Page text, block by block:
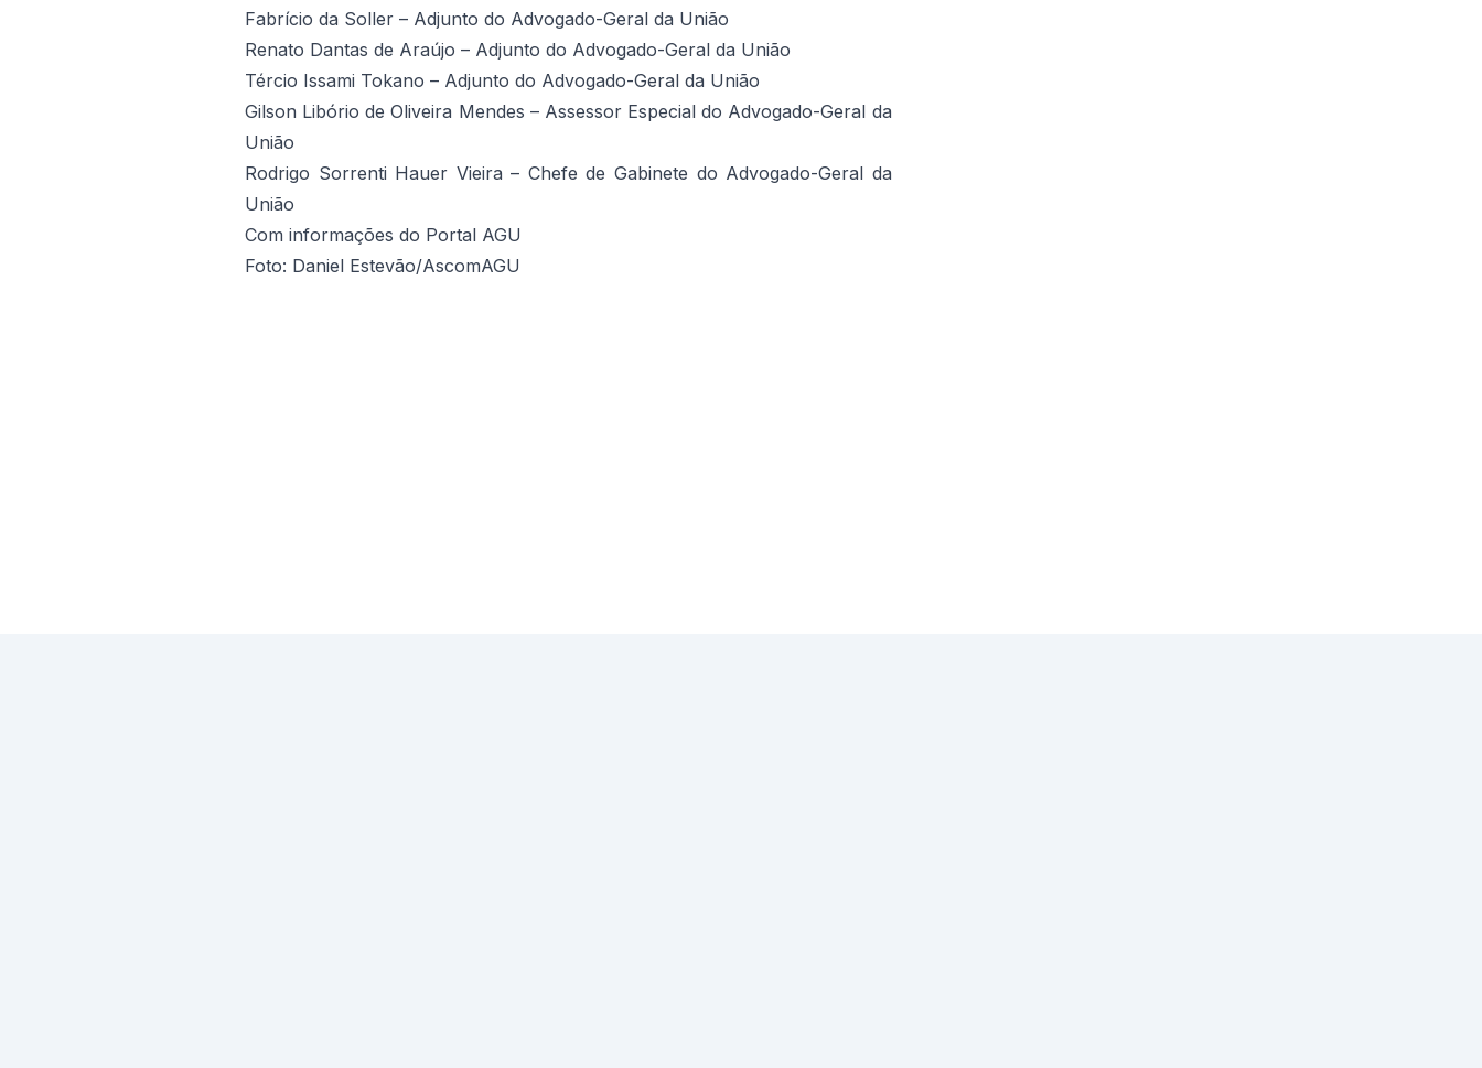
Fabrício da Soller – Adjunto do Advogado-Geral da União
Renato Dantas de Araújo – Adjunto do Advogado-Geral da União
Tércio Issami Tokano – Adjunto do Advogado-Geral da União
Gilson Libório de Oliveira Mendes – Assessor Especial do Advogado-Geral da
União
Rodrigo Sorrenti Hauer Vieira – Chefe de Gabinete do Advogado-Geral da
União
Com informações do Portal AGU
Foto: Daniel Estevão/AscomAGU